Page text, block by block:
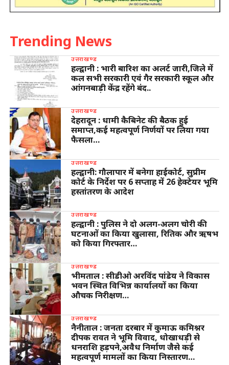
Trending News
उत्तराखण्ड
हल्द्वानी : भारी बारिश का अलर्ट जारी,जिले में
कल सभी सरकारी एवं गैर सरकारी स्कूल और
आंगनबाड़ी केंद्र रहेंगे बंद..
उत्तराखण्ड
देहरादून : धामी कैबिनेट की बैठक हुई
समाप्त,कई महत्वपूर्ण निर्णयों पर लिया गया
फैसला…
उत्तराखण्ड
हल्द्वानी: गौलापार में बनेगा हाईकोर्ट, सुप्रीम
कोर्ट के निर्देश पर 6 सप्ताह में 26 हेक्टेयर भूमि
हस्तांतरण के आदेश
उत्तराखण्ड
हल्द्वानी : पुलिस ने दो अलग-अलग चोरी की
घटनाओं का किया खुलासा, रितिक और ऋषभ
को किया गिरफ्तार…
उत्तराखण्ड
भीमताल : सीडीओ अरविंद पांडेय ने विकास
भवन स्थित विभिन्न कार्यालयों का किया
औचक निरीक्षण…
उत्तराखण्ड
नैनीताल : जनता दरबार में कुमाऊ कमिश्नर
दीपक रावत ने भूमि विवाद, धोखाधड़ी से
धनराशि हड़पने,अवैध निर्माण जैसे कई
महत्वपूर्ण मामलों का किया निस्तारण…